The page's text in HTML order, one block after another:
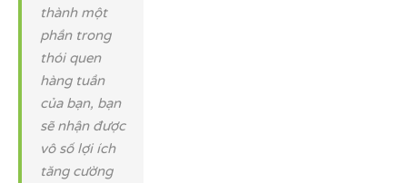
thành một
phần trong
thói quen
hàng tuần
của bạn, bạn
sẽ nhận được
vô số lợi ích
tăng cường